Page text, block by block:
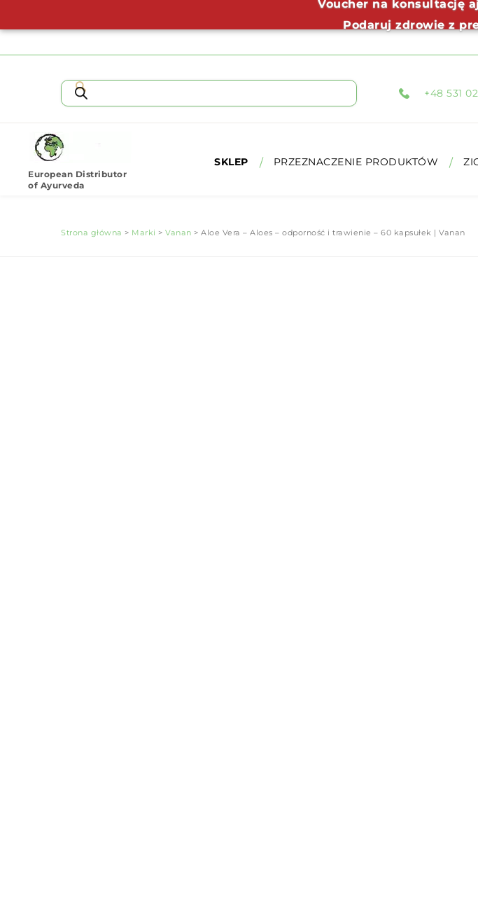
Voucher na konsultację
Podaruj zdrowie z
+48 531
European Distributor
of Ayurveda
SKLEP PRZEZNACZENIE PRODUKTÓW
Strona główna > Marki > Vanan > Aloe Vera – Aloes – odporność i trawienie – 60 kapsułek | Vanan